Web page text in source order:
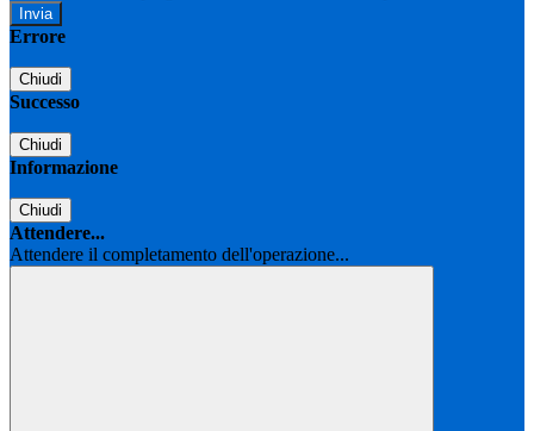
Errore
Chiudi
Successo
Chiudi
Informazione
Chiudi
Attendere...
Attendere il completamento dell'operazione...